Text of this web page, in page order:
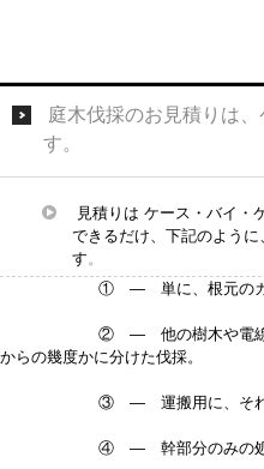
庭木伐採のお見積りは
す。
見積りは ケース・バイ・
できるだけ、下記のよう
す。
① — 単に、根元のカ
② — 他の樹木や電線
からの幾度かに分けた伐採。
③ — 運搬用に、それ
④ — 幹部分のみの